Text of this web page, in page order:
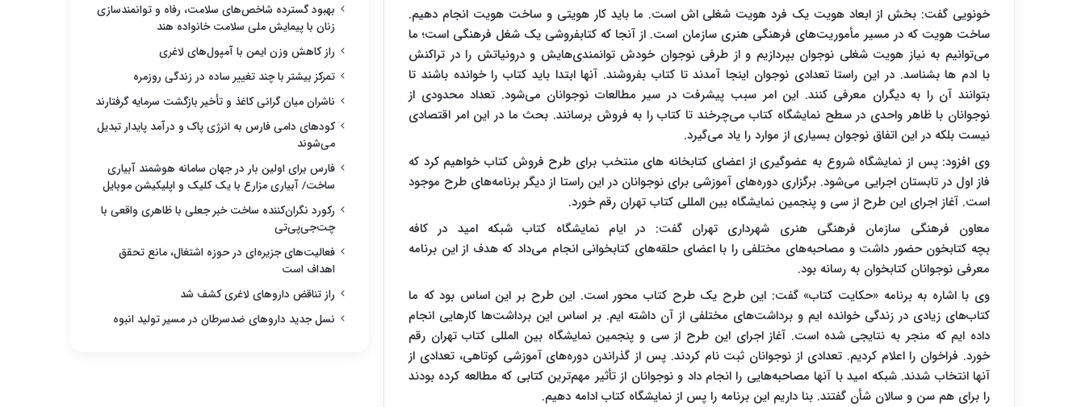
خونویی گفت: بخش از ابعاد هویت یک فرد هویت شغلی اش است. ما باید کار هویتی و ساخت هویت انجام دهیم.
ساخت هویت که در مسیر مأموریت‌های فرهنگی هنری سازمان است. از آنجا که کتابفروشی یک شغل فرهنگی است؛ ما
می‌توانیم به نیاز هویت شغلی نوجوان بپردازیم و از طرفی نوجوان خودش توانمندی‌هایش و درونیاتش را در تراکنش
با ادم ها بشناسد. در این راستا تعدادی نوجوان اینجا آمدند تا کتاب بفروشند. آنها ابتدا باید کتاب را خوانده باشند تا
بتوانند آن را به دیگران معرفی کنند. این امر سبب پیشرفت در سیر مطالعات نوجوانان می‌شود. تعداد محدودی از
نوجوانان با ظاهر واحدی در سطح نمایشگاه کتاب می‌چرخند تا کتاب را به فروش برسانند. بحث ما در این امر اقتصادی
نیست بلکه در این اتفاق نوجوان بسیاری از موارد را یاد می‌گیرد.
وی افزود: پس از نمایشگاه شروع به عضوگیری از اعضای کتابخانه های منتخب برای طرح فروش کتاب خواهیم کرد که
فاز اول در تابستان اجرایی می‌شود. برگزاری دوره‌های آموزشی برای نوجوانان در این راستا از دیگر برنامه‌های طرح موجود
است. آغاز اجرای این طرح از سی و پنجمین نمایشگاه بین المللی کتاب تهران رقم خورد.
معاون فرهنگی سازمان فرهنگی هنری شهرداری تهران گفت: در ایام نمایشگاه کتاب شبکه امید در کافه
بچه کتابخون حضور داشت و مصاحبه‌های مختلفی را با اعضای حلقه‌های کتابخوانی انجام می‌داد که هدف از این برنامه
معرفی نوجوانان کتابخوان به رسانه بود.
وی با اشاره به برنامه «حکایت کتاب» گفت: این طرح یک طرح کتاب محور است. این طرح بر این اساس بود که ما
کتاب‌های زیادی در زندگی خوانده ایم و برداشت‌های مختلفی از آن داشته ایم. بر اساس این برداشت‌ها کارهایی انجام
داده ایم که منجر به نتایجی شده است. آغاز اجرای این طرح از سی و پنجمین نمایشگاه بین المللی کتاب تهران رقم
خورد. فراخوان را اعلام کردیم. تعدادی از نوجوانان ثبت نام کردند. پس از گذراندن دوره‌های آموزشی کوتاهی، تعدادی از
آنها انتخاب شدند. شبکه امید با آنها مصاحبه‌هایی را انجام داد و نوجوانان از تأثیر مهم‌ترین کتابی که مطالعه کرده بودند
را برای هم سن و سالان شأن گفتند. بنا داریم این برنامه را پس از نمایشگاه کتاب ادامه دهیم.
بهبود گسترده شاخص‌های سلامت، رفاه و توانمندسازی
زنان با پیمایش ملی سلامت خانواده هند
راز کاهش وزن ایمن با آمپول‌های لاغری
تمرکز بیشتر با چند تغییر ساده در زندگی روزمره
ناشران میان گرانی کاغذ و تأخیر بازگشت سرمایه گرفتارند
کودهای دامی فارس به انرژی پاک و درآمد پایدار تبدیل
می‌شوند
فارس برای اولین بار در جهان سامانه هوشمند آبیاری
ساخت/ آبیاری مزارع با یک کلیک و اپلیکیشن موبایل
رکورد نگران‌کننده ساخت خبر جعلی با ظاهری واقعی با
چت‌جی‌پی‌تی
فعالیت‌های جزیره‌ای در حوزه اشتغال، مانع تحقق
اهداف است
راز تناقض داروهای لاغری کشف شد
نسل جدید داروهای ضدسرطان در مسیر تولید انبوه